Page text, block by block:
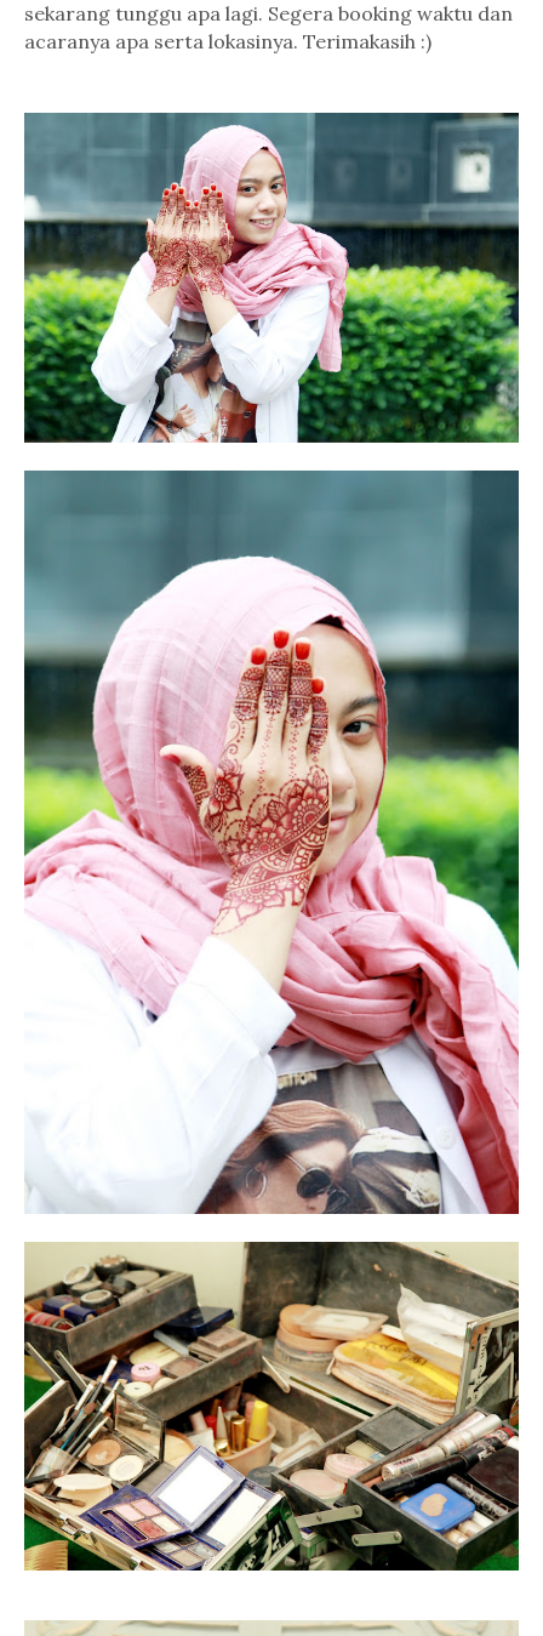
sekarang tunggu apa lagi. Segera booking waktu dan
acaranya apa serta lokasinya. Terimakasih :)